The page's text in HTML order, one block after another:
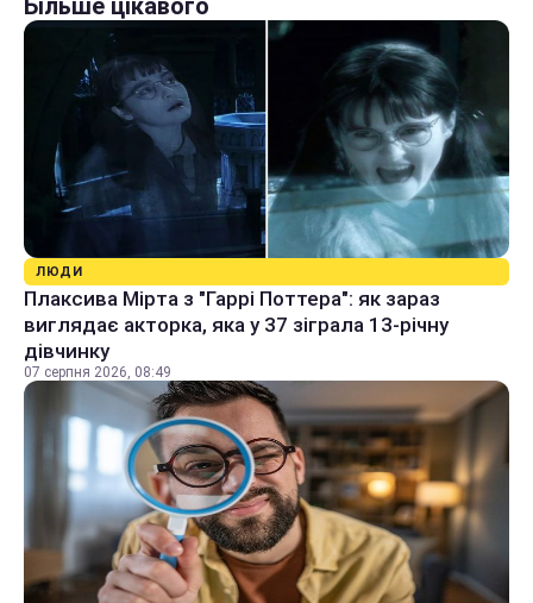
Більше цікавого
ЛЮДИ
Плаксива Мірта з "Гаррі Поттера": як зараз
виглядає акторка, яка у 37 зіграла 13-річну
дівчинку
07 серпня 2026, 08:49